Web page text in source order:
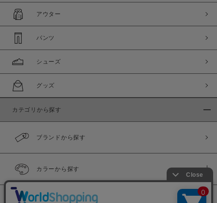
アウター
パンツ
シューズ
グッズ
カテゴリから探す
ブランドから探す
カラーから探す
履き比べ可能商品